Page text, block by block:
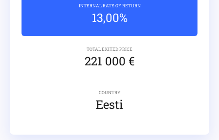
INTERNAL RATE OF RETURN
13,00%
TOTAL EXITED PRICE
221 000 €
COUNTRY
Eesti